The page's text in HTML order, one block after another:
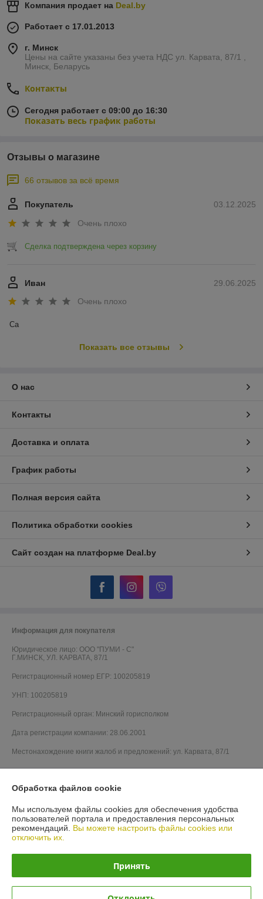
Компания продает на Deal.by
Работает с 17.01.2013
г. Минск
Цены на сайте указаны без учета НДС ул. Карвата, 87/1 ,
Минск, Беларусь
Контакты
Сегодня работает с 09:00 до 16:30
Показать весь график работы
Отзывы о магазине
66 отзывов за всё время
03.12.2025
Покупатель
Очень плохо
Сделка подтверждена через корзину
29.06.2025
Иван
Очень плохо
Са
Показать все отзывы
О нас
Контакты
Доставка и оплата
График работы
Полная версия сайта
Политика обработки cookies
Сайт создан на платформе Deal.by
Информация для покупателя
Юридическое лицо: ООО "ПУМИ - С"
Г.МИНСК, УЛ. КАРВАТА, 87/1
Регистрационный номер ЕГР: 100205819
УНП: 100205819
Регистрационный орган: Минский горисполком
Дата регистрации компании: 28.06.2001
Местонахождение книги жалоб и предложений: ул. Карвата, 87/1
Обработка файлов cookie
Мы используем файлы cookies для обеспечения удобства
пользователей портала и предоставления персональных
рекомендаций. Вы можете настроить файлы cookies или
отключить их.
Принять